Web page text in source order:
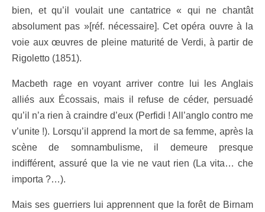
bien, et qu’il voulait une cantatrice « qui ne chantât
absolument pas »[réf. nécessaire]. Cet opéra ouvre à la
voie aux œuvres de pleine maturité de Verdi, à partir de
Rigoletto (1851).
Macbeth rage en voyant arriver contre lui les Anglais
alliés aux Écossais, mais il refuse de céder, persuadé
qu’il n’a rien à craindre d’eux (Perfidi ! All’anglo contro me
v’unite !). Lorsqu’il apprend la mort de sa femme, après la
scène de somnambulisme, il demeure presque
indifférent, assuré que la vie ne vaut rien (La vita… che
importa ?…).
Mais ses guerriers lui apprennent que la forêt de Birnam